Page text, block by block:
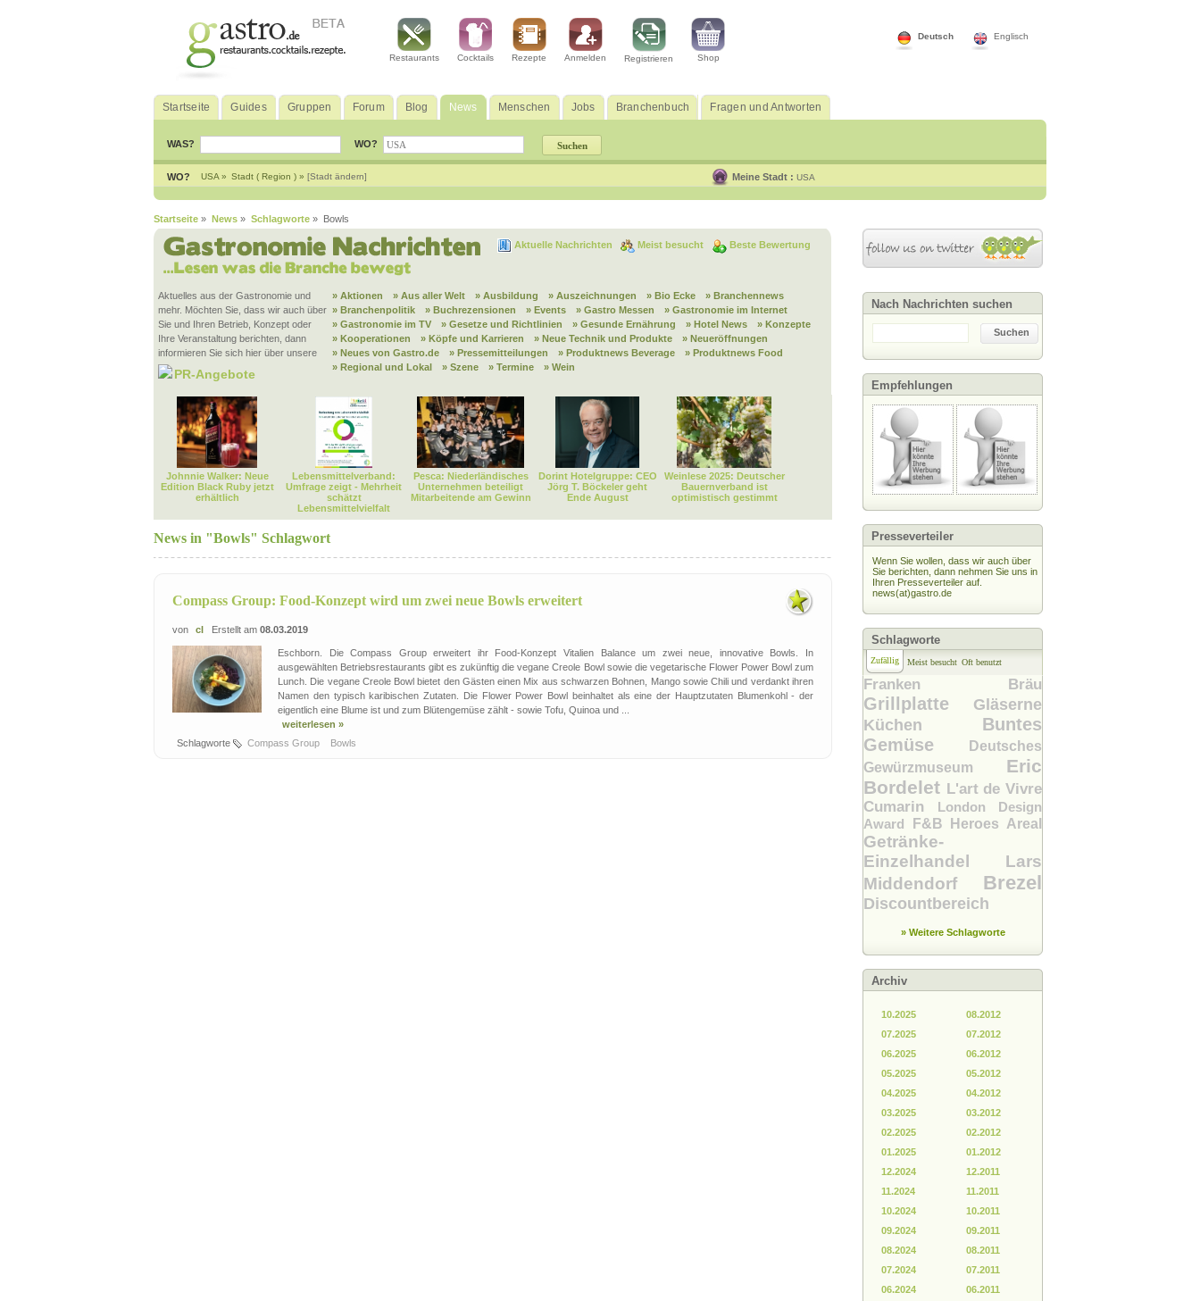
Englisch
Deutsch
Restaurants Cocktails Rezepte Anmelden Registrieren Shop
Startseite Guides Gruppen Forum Blog News Menschen Jobs Branchenbuch Fragen und Antworten
WAS? WO?
WO? USA » Stadt ( Region ) » [Stadt ändern] Meine Stadt : USA
Startseite » News » Schlagworte » Bowls
Aktuelle Nachrichten Meist besucht Beste Bewertung
Aktuelles aus der Gastronomie und
mehr. Möchten Sie, dass wir auch über
Sie und Ihren Betrieb, Konzept oder
Ihre Veranstaltung berichten, dann
informieren Sie sich hier über unsere
PR-Angebote
» Aktionen » Aus aller Welt » Ausbildung » Auszeichnungen » Bio Ecke
» Branchennews
» Branchenpolitik
» Buchrezensionen » Events » Gastro Messen
» Gastronomie im Internet
» Gastronomie im TV
» Gesetze und Richtlinien » Gesunde Ernährung » Hotel News
» Konzepte
» Kooperationen
» Köpfe und Karrieren » Neue Technik und Produkte
» Neueröffnungen
» Neues von Gastro.de
» Pressemitteilungen » Produktnews Beverage
» Produktnews Food
» Regional und Lokal
» Szene » Termine » Wein
Johnnie Walker: Neue
Edition Black Ruby jetzt
erhältlich
Lebensmittelverband:
Umfrage zeigt - Mehrheit
schätzt
Lebensmittelvielfalt
Pesca: Niederländisches
Unternehmen beteiligt
Mitarbeitende am Gewinn
Dorint Hotelgruppe: CEO
Jörg T. Böckeler geht
Ende August
Weinlese 2025: Deutscher
Bauernverband ist
optimistisch gestimmt
News in "Bowls" Schlagwort
Compass Group: Food-Konzept wird um zwei neue Bowls erweitert
von cl Erstellt am 08.03.2019
Eschborn. Die Compass Group erweitert ihr Food-Konzept Vitalien Balance um zwei neue, innovative Bowls. In
ausgewählten Betriebsrestaurants gibt es zukünftig die vegane Creole Bowl sowie die vegetarische Flower Power Bowl zum
Lunch. Die vegane Creole Bowl bietet den Gästen einen Mix aus schwarzen Bohnen, Mango sowie Chili und verdankt ihren
Namen den typisch karibischen Zutaten. Die Flower Power Bowl beinhaltet als eine der Hauptzutaten Blumenkohl - der
eigentlich eine Blume ist und zum Blütengemüse zählt - sowie Tofu, Quinoa und ...
weiterlesen »
Schlagworte
Compass Group Bowls
Nach Nachrichten suchen
Suchen
Empfehlungen
Presseverteiler
Wenn Sie wollen, dass wir auch über
Sie berichten, dann nehmen Sie uns in
Ihren Presseverteiler auf.
news(at)gastro.de
Schlagworte
Zufällig Meist besucht Oft benutzt
Franken Bräu
Grillplatte Gläserne
Küchen Buntes
Gemüse
Deutsches
Gewürzmuseum Eric
Bordelet L'art de Vivre
Cumarin
London Design
Award
F&B Heroes Areal
Getränke-
Einzelhandel Lars
Middendorf Brezel
Discountbereich
» Weitere Schlagworte
Archiv
10.2025
07.2025
06.2025
05.2025
04.2025
03.2025
02.2025
01.2025
12.2024
11.2024
10.2024
09.2024
08.2024
07.2024
06.2024
08.2012
07.2012
06.2012
05.2012
04.2012
03.2012
02.2012
01.2012
12.2011
11.2011
10.2011
09.2011
08.2011
07.2011
06.2011